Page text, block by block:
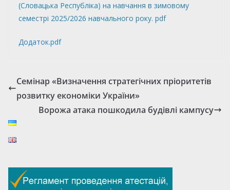
(Словацька Республіка) на навчання в зимовому
семестрі 2025/2026 навчального року. pdf
Додаток.pdf
Семінар «Визначення стратегічних пріоритетів
розвитку економіки України»
Ворожа атака пошкодила будівлі кампусу